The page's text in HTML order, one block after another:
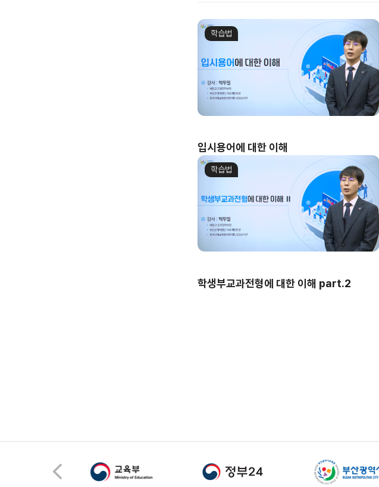
학습법
입시용어에 대한 이해
학습법
학생부교과전형에 대한 이해 part.2